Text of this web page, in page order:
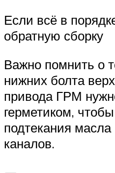
Если всё в
обратную сборку
Важно помнить о
нижних болта
привода ГРМ
герметиком,
подтекания масла
каналов.